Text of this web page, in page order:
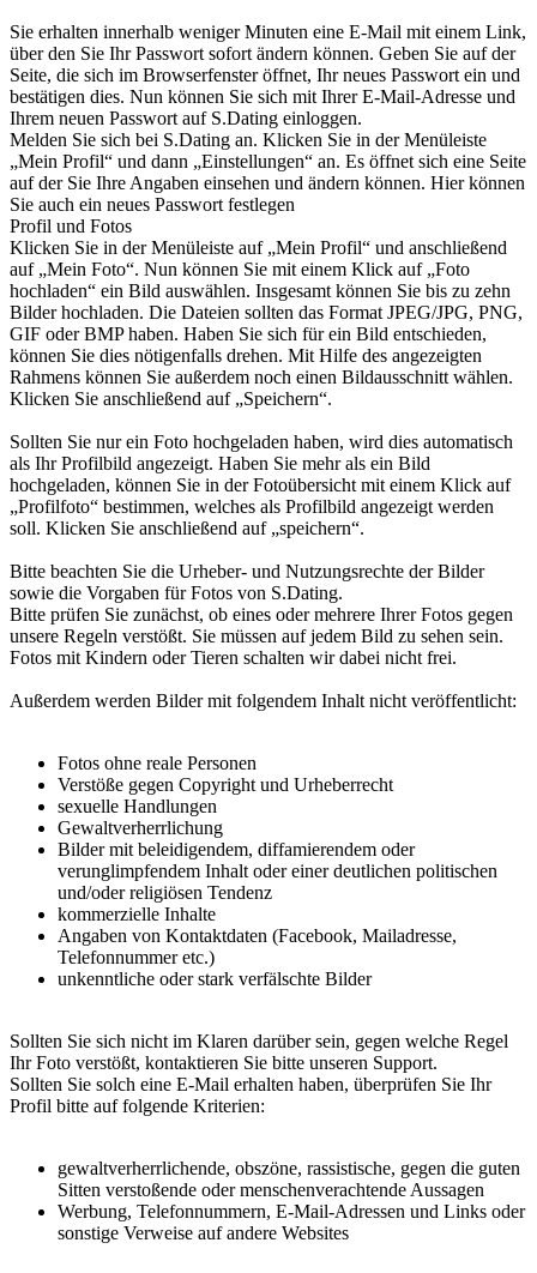
Sie erhalten innerhalb weniger Minuten eine E-Mail mit einem Link,
über den Sie Ihr Passwort sofort ändern können. Geben Sie auf der
Seite, die sich im Browserfenster öffnet, Ihr neues Passwort ein und
bestätigen dies. Nun können Sie sich mit Ihrer E-Mail-Adresse und
Ihrem neuen Passwort auf S.Dating einloggen.
Melden Sie sich bei S.Dating an. Klicken Sie in der Menüleiste
„Mein Profil“ und dann „Einstellungen“ an. Es öffnet sich eine Seite
auf der Sie Ihre Angaben einsehen und ändern können. Hier können
Sie auch ein neues Passwort festlegen
Profil und Fotos
Klicken Sie in der Menüleiste auf „Mein Profil“ und anschließend
auf „Mein Foto“. Nun können Sie mit einem Klick auf „Foto
hochladen“ ein Bild auswählen. Insgesamt können Sie bis zu zehn
Bilder hochladen. Die Dateien sollten das Format JPEG/JPG, PNG,
GIF oder BMP haben. Haben Sie sich für ein Bild entschieden,
können Sie dies nötigenfalls drehen. Mit Hilfe des angezeigten
Rahmens können Sie außerdem noch einen Bildausschnitt wählen.
Klicken Sie anschließend auf „Speichern“.
Sollten Sie nur ein Foto hochgeladen haben, wird dies automatisch
als Ihr Profilbild angezeigt. Haben Sie mehr als ein Bild
hochgeladen, können Sie in der Fotoübersicht mit einem Klick auf
„Profilfoto“ bestimmen, welches als Profilbild angezeigt werden
soll. Klicken Sie anschließend auf „speichern“.
Bitte beachten Sie die Urheber- und Nutzungsrechte der Bilder
sowie die Vorgaben für Fotos von S.Dating.
Bitte prüfen Sie zunächst, ob eines oder mehrere Ihrer Fotos gegen
unsere Regeln verstößt. Sie müssen auf jedem Bild zu sehen sein.
Fotos mit Kindern oder Tieren schalten wir dabei nicht frei.
Außerdem werden Bilder mit folgendem Inhalt nicht veröffentlicht:
Fotos ohne reale Personen
Verstöße gegen Copyright und Urheberrecht
sexuelle Handlungen
Gewaltverherrlichung
Bilder mit beleidigendem, diffamierendem oder
verunglimpfendem Inhalt oder einer deutlichen politischen
und/oder religiösen Tendenz
kommerzielle Inhalte
Angaben von Kontaktdaten (Facebook, Mailadresse,
Telefonnummer etc.)
unkenntliche oder stark verfälschte Bilder
Sollten Sie sich nicht im Klaren darüber sein, gegen welche Regel
Ihr Foto verstößt, kontaktieren Sie bitte unseren Support.
Sollten Sie solch eine E-Mail erhalten haben, überprüfen Sie Ihr
Profil bitte auf folgende Kriterien:
gewaltverherrlichende, obszöne, rassistische, gegen die guten
Sitten verstoßende oder menschenverachtende Aussagen
Werbung, Telefonnummern, E-Mail-Adressen und Links oder
sonstige Verweise auf andere Websites